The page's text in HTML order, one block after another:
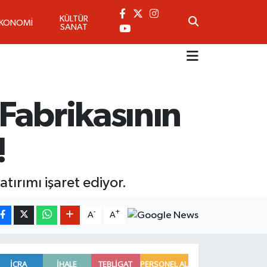
KÜLTÜR
SANAT
işaret ediyor.
A- A+